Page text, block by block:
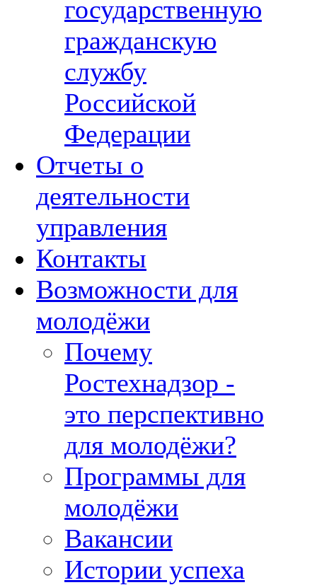
государственную
гражданскую
службу
Российской
Федерации
Отчеты о
деятельности
управления
Контакты
Возможности для
молодёжи
Почему
Ростехнадзор -
это перспективно
для молодёжи?
Программы для
молодёжи
Вакансии
Истории успеха